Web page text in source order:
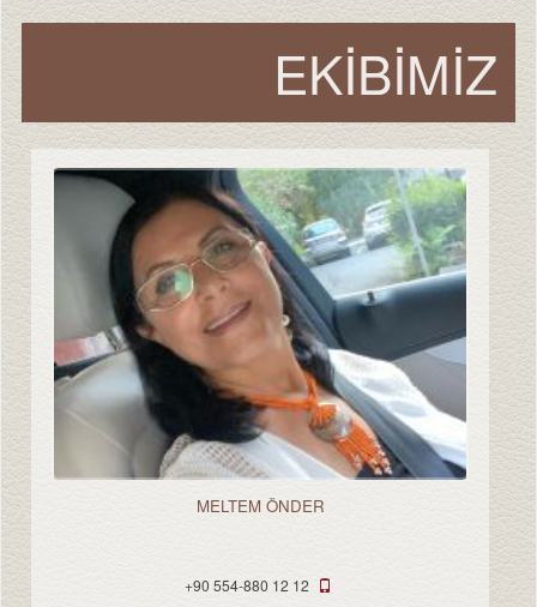
EKİBİMİZ
MELTEM ÖNDER
+90 554-880 12 12